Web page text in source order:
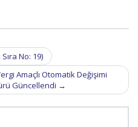
No: 19)
Amaçlı Otomatik Değişimi
Güncellendi →